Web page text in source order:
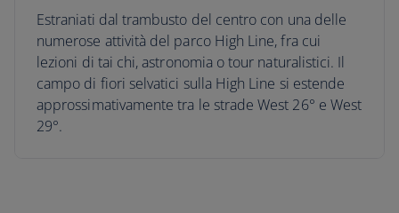
Estraniati dal trambusto del centro con una delle
numerose attività del parco High Line, fra cui
lezioni di tai chi, astronomia o tour naturalistici. Il
campo di fiori selvatici sulla High Line si estende
approssimativamente tra le strade West 26° e West
29°.